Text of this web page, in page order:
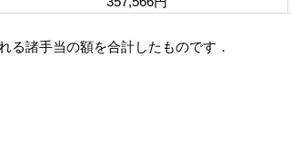
る諸手当の額を合計したものです．